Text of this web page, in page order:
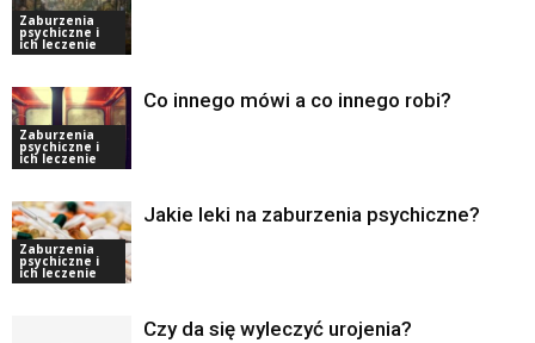
Zaburzenia
psychiczne i
ich leczenie
Zaburzenia
psychiczne i
ich leczenie
Co innego mówi a co innego robi?
Zaburzenia
psychiczne i
ich leczenie
Jakie leki na zaburzenia psychiczne?
Czy da się wyleczyć urojenia?